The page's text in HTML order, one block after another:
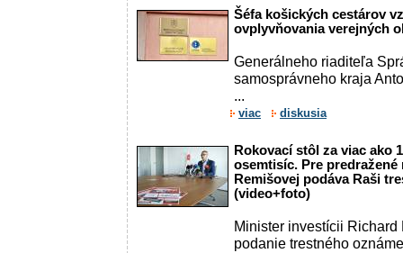
Šéfa košických cestárov
ovplyvňovania verejných
Generálneho riaditeľa
samosprávneho kraja
...
viac diskusia
Rokovací stôl za viac ako
osemtisíc. Pre
Remišovej podáva Raši
(video+foto)
Minister investícii
podanie trestného